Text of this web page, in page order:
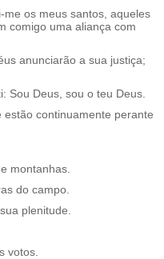
me os meus santos, aqueles
comigo uma aliança com
anunciarão a sua justiça;
Sou Deus, sou o teu Deus.
continuamente perante
montanhas.
do campo.
plenitude.
votos.